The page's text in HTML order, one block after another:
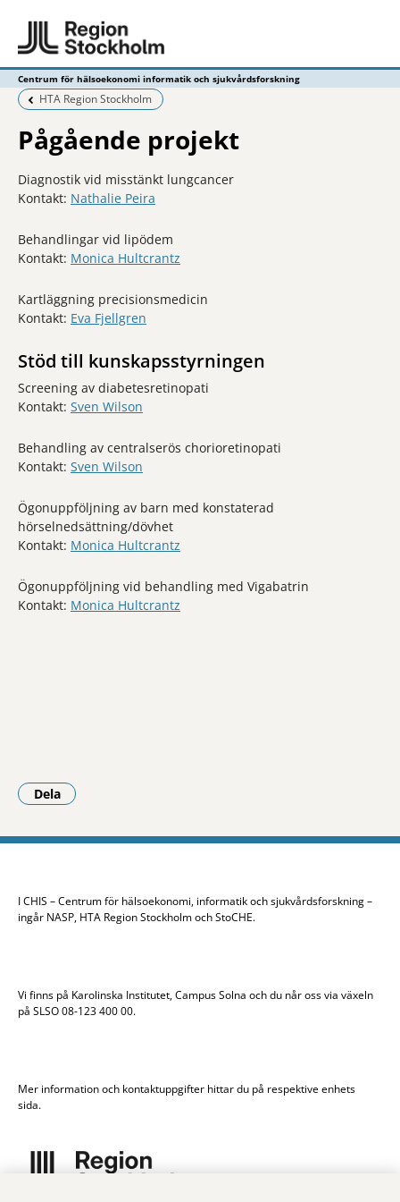
Centrum för hälsoekonomi informatik och sjukvårdsforskning
Föregående sida:
HTA Region Stockholm
Pågående projekt
Diagnostik vid misstänkt lungcancer
Kontakt: Nathalie Peira
Behandlingar vid lipödem
Kontakt: Monica Hultcrantz
Kartläggning precisionsmedicin
Kontakt: Eva Fjellgren
Stöd till kunskapsstyrningen
Screening av diabetesretinopati
Kontakt: Sven Wilson
Behandling av centralserös chorioretinopati
Kontakt: Sven Wilson
Ögonuppföljning av barn med konstaterad
hörselnedsättning/dövhet
Kontakt: Monica Hultcrantz
Ögonuppföljning vid behandling med Vigabatrin
Kontakt: Monica Hultcrantz
Dela
- Klicka för att öppna delningsalternativ.
I CHIS – Centrum för hälsoekonomi, informatik och sjukvårdsforskning –
ingår NASP, HTA Region Stockholm och StoCHE.
Vi finns på Karolinska Institutet, Campus Solna och du når oss via växeln
på SLSO 08-123 400 00.
Mer information och kontaktuppgifter hittar du på respektive enhets
sida.